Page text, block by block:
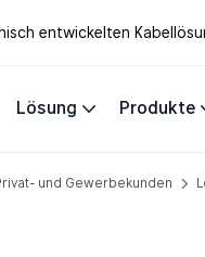
entwickelten
Lösung Produkte
und Gewerbekunden